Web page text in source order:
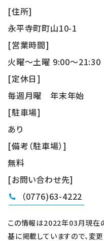
[住所]
永平寺町町山10-1
[営業時間]
火曜～土曜 9:00～
[定休日]
毎週月曜 年末年始
[駐車場]
あり
[備考（駐車場）]
無料
[お問い合わせ先]
（0776)63-4222
この情報は2022年03月現在
基に掲載していますので、変